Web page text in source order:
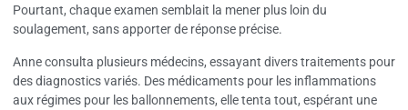
Pourtant, chaque examen semblait la mener plus loin du
soulagement, sans apporter de réponse précise.
Anne consulta plusieurs médecins, essayant divers traitements pour
des diagnostics variés. Des médicaments pour les inflammations
aux régimes pour les ballonnements, elle tenta tout, espérant une